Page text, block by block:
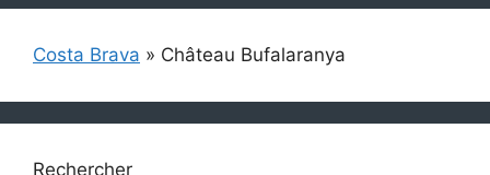
Costa Brava » Château Bufalaranya
Rechercher